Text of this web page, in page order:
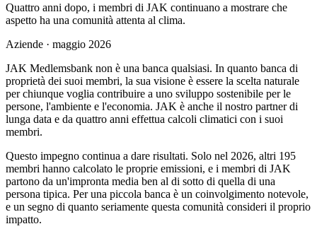
Quattro anni dopo, i membri di JAK continuano a mostrare che
aspetto ha una comunità attenta al clima.
Aziende · maggio 2026
JAK Medlemsbank non è una banca qualsiasi. In quanto banca di
proprietà dei suoi membri, la sua visione è essere la scelta naturale
per chiunque voglia contribuire a uno sviluppo sostenibile per le
persone, l'ambiente e l'economia. JAK è anche il nostro partner di
lunga data e da quattro anni effettua calcoli climatici con i suoi
membri.
Questo impegno continua a dare risultati. Solo nel 2026, altri 195
membri hanno calcolato le proprie emissioni, e i membri di JAK
partono da un'impronta media ben al di sotto di quella di una
persona tipica. Per una piccola banca è un coinvolgimento notevole,
e un segno di quanto seriamente questa comunità consideri il proprio
impatto.